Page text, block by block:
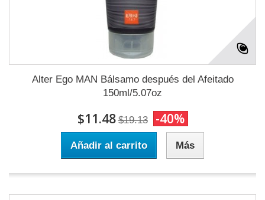
Alter Ego MAN Bálsamo después del Afeitado
150ml/5.07oz
$11.48 $19.13 -40%
Añadir al carrito Más